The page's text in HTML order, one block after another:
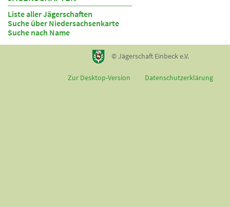
Liste aller Jägerschaften
Suche über Niedersachsenkarte
Suche nach Name
© Jägerschaft Einbeck e.V.
Zur Desktop-Version Datenschutzerklärung